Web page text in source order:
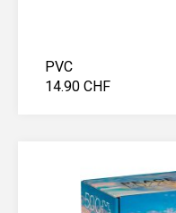
PVC
14.90 CHF